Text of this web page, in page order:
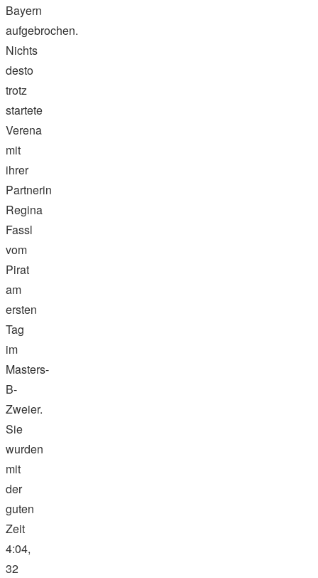
Bayern
aufgebrochen.
Nichts
desto
trotz
startete
Verena
mit
ihrer
Partnerin
Regina
Fassl
vom
Pirat
am
ersten
Tag
im
Masters-
B-
Zweier.
Sie
wurden
mit
der
guten
Zeit
4:04,
32